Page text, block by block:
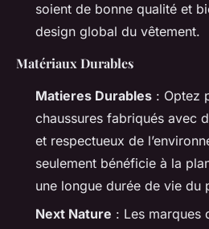
soient de bonne qualité et
design global du vêtement.
Matériaux Durables
Matieres Durables : Optez
chaussures fabriqués avec
et respectueux de
seulement bénéficie à la
une longue durée de vie du
Next Nature : Les marques